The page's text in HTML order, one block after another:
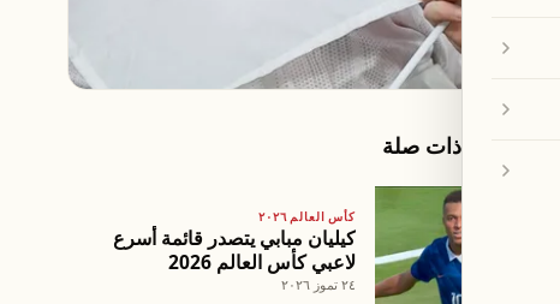
مقالات ذات صلة
كأس العالم ٢٠٢٦
كيليان مبابي يتصدر قائمة أسرع
لاعبي كأس العالم 2026
٢٤ تموز ٢٠٢٦